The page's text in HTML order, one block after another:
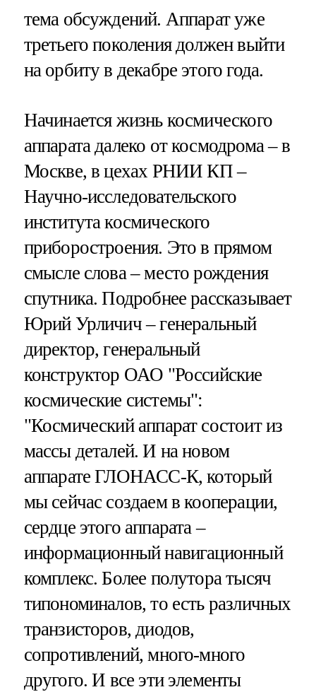
тема обсуждений. Аппарат уже
третьего поколения должен выйти
на орбиту в декабре этого года.
Начинается жизнь космического
аппарата далеко от космодрома – в
Москве, в цехах РНИИ КП –
Научно-исследовательского
института космического
приборостроения. Это в прямом
смысле слова – место рождения
спутника. Подробнее рассказывает
Юрий Урличич – генеральный
директор, генеральный
конструктор ОАО "Российские
космические системы":
"Космический аппарат состоит из
массы деталей. И на новом
аппарате ГЛОНАСС-К, который
мы сейчас создаем в кооперации,
сердце этого аппарата –
информационный навигационный
комплекс. Более полутора тысяч
типономиналов, то есть различных
транзисторов, диодов,
сопротивлений, много-много
другого. И все эти элементы